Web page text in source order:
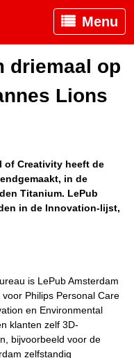
Menu
driemaal op
Lions
of Creativity heeft de
in de
Titanium. LePub
in de Innovation-lijst,
is LePub Amsterdam
Philips Personal Care
en Environmental
klanten zelf 3D-
bijvoorbeeld voor de
zelfstandig